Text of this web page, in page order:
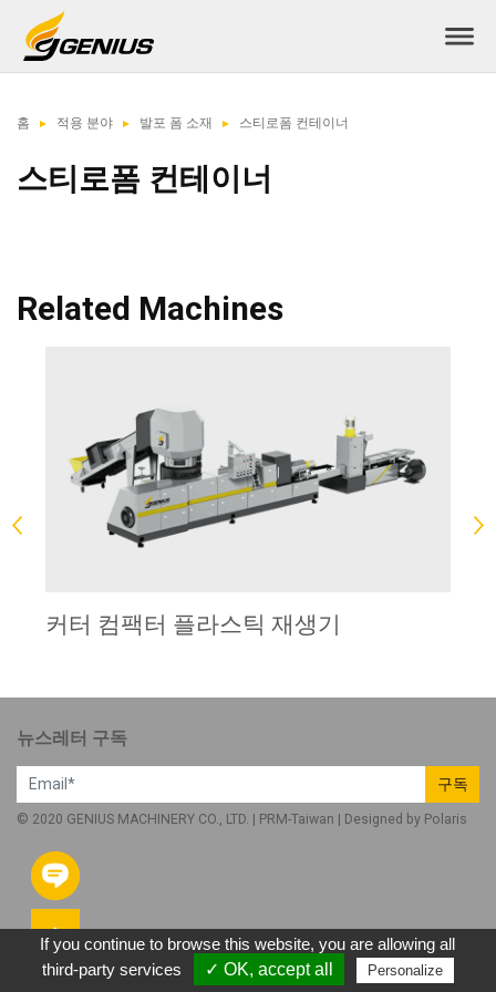
홈 적용 분야 발포 폼 소재 스티로폼 컨테이너
스티로폼 컨테이너
Related Machines
커터 컴팩터 플라스틱 재생기
뉴스레터 구독
구독
© 2020 GENIUS MACHINERY CO., LTD. | PRM-Taiwan | Designed by Polaris
If you continue to browse this website, you are allowing all
third-party services
✓ OK, accept all Personalize